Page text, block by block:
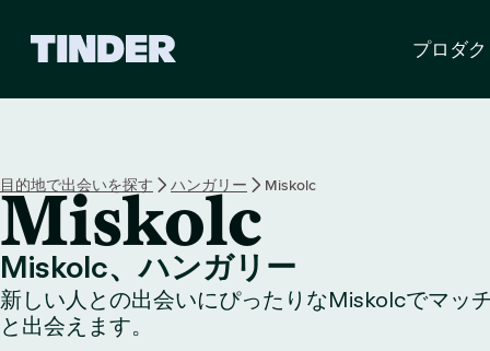
ホ
ー
ム
ペ
ー
ジ
プロダ
目的地で出会いを探す ハンガリー Miskolc
Miskolc
Miskolc、ハンガリー
新しい人との出会いにぴったりなMiskolcでマッ
と出会えます。